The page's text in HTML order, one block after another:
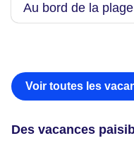
Au bord de la plage
Voir toutes les
Des vacances